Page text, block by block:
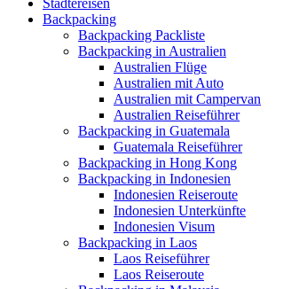
Städtereisen
Backpacking
Backpacking Packliste
Backpacking in Australien
Australien Flüge
Australien mit Auto
Australien mit Campervan
Australien Reiseführer
Backpacking in Guatemala
Guatemala Reiseführer
Backpacking in Hong Kong
Backpacking in Indonesien
Indonesien Reiseroute
Indonesien Unterkünfte
Indonesien Visum
Backpacking in Laos
Laos Reiseführer
Laos Reiseroute